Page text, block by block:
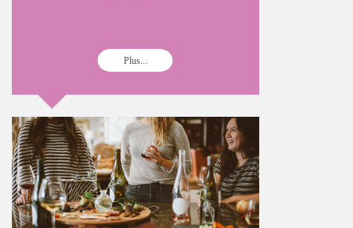
Plus...